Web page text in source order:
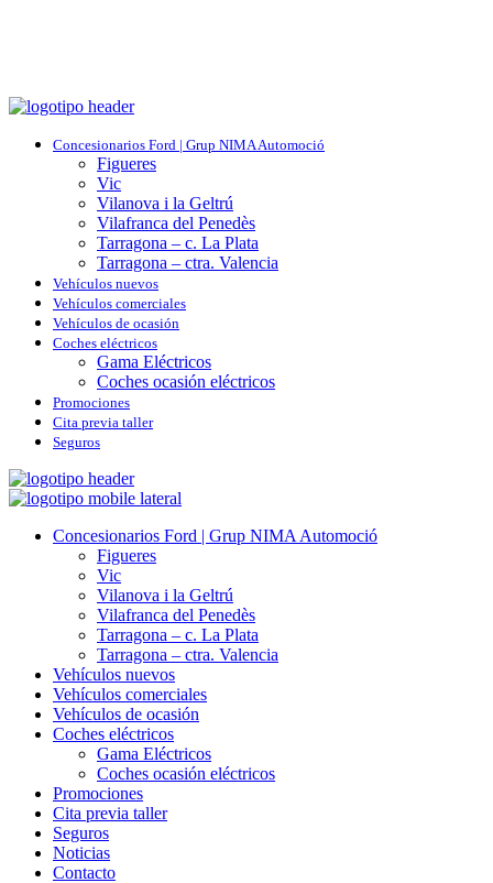
Concesionarios Ford | Grup NIMA Automoció
Figueres
Vic
Vilanova i la Geltrú
Vilafranca del Penedès
Tarragona – c. La Plata
Tarragona – ctra. Valencia
Vehículos nuevos
Vehículos comerciales
Vehículos de ocasión
Coches eléctricos
Gama Eléctricos
Coches ocasión eléctricos
Promociones
Cita previa taller
Seguros
Concesionarios Ford | Grup NIMA Automoció
Figueres
Vic
Vilanova i la Geltrú
Vilafranca del Penedès
Tarragona – c. La Plata
Tarragona – ctra. Valencia
Vehículos nuevos
Vehículos comerciales
Vehículos de ocasión
Coches eléctricos
Gama Eléctricos
Coches ocasión eléctricos
Promociones
Cita previa taller
Seguros
Noticias
Contacto